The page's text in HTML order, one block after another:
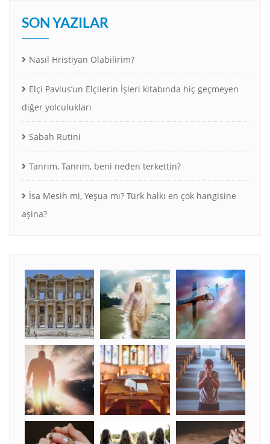
SON YAZILAR
Nasıl Hristiyan Olabilirim?
Elçi Pavlus’un Elçilerin İşleri kitabında hiç geçmeyen
diğer yolculukları
Sabah Rutini
Tanrım, Tanrım, beni neden terkettin?
İsa Mesih mi, Yeşua mı? Türk halkı en çok hangisine
aşina?